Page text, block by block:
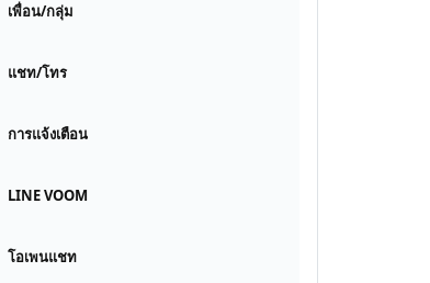
เพื่อน/กลุ่ม
แชท/โทร
การแจ้งเตือน
LINE VOOM
โอเพนแชท